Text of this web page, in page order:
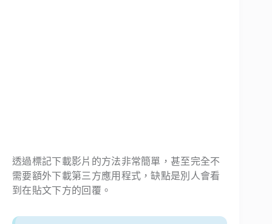
透過標記下載影片的方法非常簡單，甚至完全不
需要額外下載第三方應用程式，缺點是別人會看
到在貼文下方的回覆。